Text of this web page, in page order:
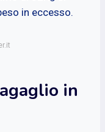
in eccesso.
in